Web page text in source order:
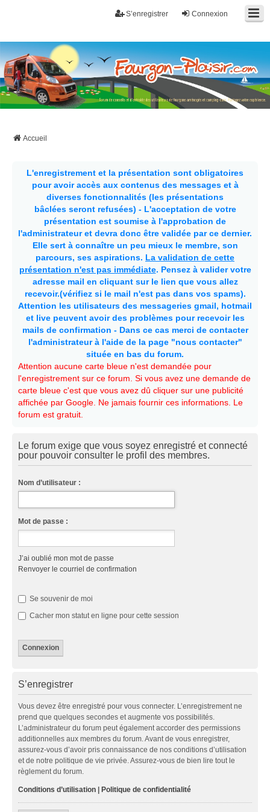
Connexion
S’enregistrer
Fourgon-plaisir.com
Forum de conseils et d'entraide des utilisateurs de fourgons, fourgons
aménagés, vans et de camping-car. Partagez votre expérience.
Accueil
L'enregistrement et la présentation sont obligatoires
pour avoir accès aux contenus des messages et à
diverses fonctionnalités (les présentations
bâclées seront refusées) - L'acceptation de votre
présentation est soumise à l'approbation de
l'administrateur et devra donc être validée par ce dernier.
Elle sert à connaître un peu mieux le membre, son
parcours, ses aspirations. La validation de cette
présentation n'est pas immédiate. Pensez à valider votre
adresse mail en cliquant sur le lien que vous allez
recevoir.(vérifiez si le mail n'est pas dans vos spams).
Attention les utilisateurs des messageries gmail, hotmail
et live peuvent avoir des problèmes pour recevoir les
mails de confirmation - Dans ce cas merci de contacter
l'administrateur à l'aide de la page "nous contacter"
située en bas du forum.
Attention aucune carte bleue n'est demandée pour
l'enregistrement sur ce forum. Si vous avez une demande de
carte bleue c'est que vous avez dû cliquer sur une publicité
affichée par Google. Ne jamais fournir ces informations. Le
forum est gratuit.
Le forum exige que vous soyez enregistré et connecté
pour pouvoir consulter le profil des membres.
Nom d’utilisateur :
Mot de passe :
J’ai oublié mon mot de passe
Renvoyer le courriel de confirmation
Se souvenir de moi
Cacher mon statut en ligne pour cette session
S’enregistrer
Vous devez être enregistré pour vous connecter. L’enregistrement ne
prend que quelques secondes et augmente vos possibilités.
L’administrateur du forum peut également accorder des permissions
additionnelles aux membres du forum. Avant de vous enregistrer,
assurez-vous d’avoir pris connaissance de nos conditions d’utilisation
et de notre politique de vie privée. Assurez-vous de bien lire tout le
règlement du forum.
Conditions d’utilisation Politique de confidentialité